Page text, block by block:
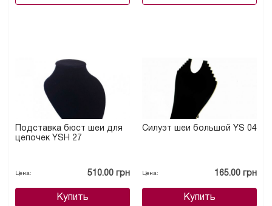
Подставка бюст шеи для
цепочек YSH 27
Цена: 510.00 грн
Купить
Силуэт шеи большой YS 04
Цена: 165.00 грн
Купить